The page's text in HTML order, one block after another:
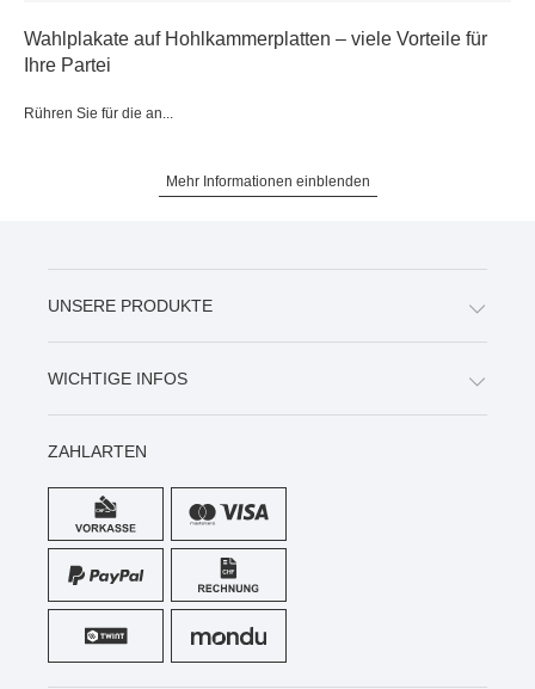
Wahlplakate auf Hohlkammerplatten – viele Vorteile für
Ihre Partei
Rühren Sie für die an...
Mehr Informationen einblenden
UNSERE PRODUKTE
WICHTIGE INFOS
ZAHLARTEN